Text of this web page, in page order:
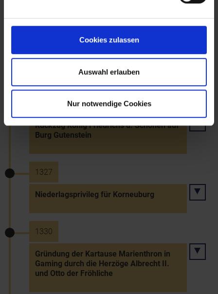
Cookies zulassen
Auswahl erlauben
Nur notwendige Cookies
Erste urkundliche Marktnennung von
Rückzug König Friedrichs d. Schönen auf
Burg Gutenstein
1327
Niederlagsprivileg für Korneuburg
1330
Gründung der Kartause Marienthron in
Gaming durch die Herzöge Albrecht II.
und Otto der Fröhliche